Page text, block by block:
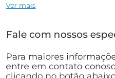
Características gerais:
rosqueável (ATEX II 1/2G).
Especificações técnicas:
• Faixa de Medição pH: 0 ... 14
Ver mais
Fale com nossos
Para maiores
entre em contato